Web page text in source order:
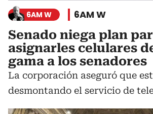
6AM W 6AM W
Senado niega plan
asignarles celulares
gama a los senadores
La corporación aseguró que
desmontando el servicio de